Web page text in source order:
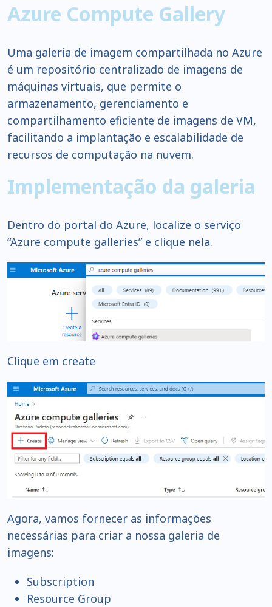
Azure Compute Gallery
Uma galeria de imagem compartilhada no Azure
é um repositório centralizado de imagens de
máquinas virtuais, que permite o
armazenamento, gerenciamento e
compartilhamento eficiente de imagens de VM,
facilitando a implantação e escalabilidade de
recursos de computação na nuvem.
Implementação da galeria
Dentro do portal do Azure, localize o serviço
“Azure compute galleries” e clique nela.
Clique em create
Agora, vamos fornecer as informações
necessárias para criar a nossa galeria de
imagens:
Subscription
Resource Group